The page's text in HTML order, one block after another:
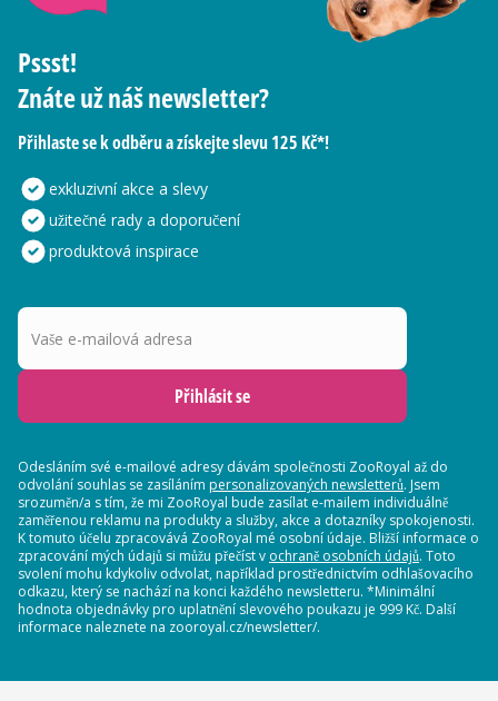
Pssst!
Znáte už náš newsletter?
Přihlaste se k odběru a získejte slevu 125 Kč*!
exkluzivní akce a slevy
užitečné rady a doporučení
produktová inspirace
Vaše e-mailová adresa
Přihlásit se
Odesláním své e-mailové adresy dávám společnosti ZooRoyal až do
odvolání souhlas se zasíláním personalizovaných newsletterů. Jsem
srozuměn/a s tím, že mi ZooRoyal bude zasílat e-mailem individuálně
zaměřenou reklamu na produkty a služby, akce a dotazníky spokojenosti.
K tomuto účelu zpracovává ZooRoyal mé osobní údaje. Bližší informace o
zpracování mých údajů si můžu přečíst v ochraně osobních údajů. Toto
svolení mohu kdykoliv odvolat, například prostřednictvím odhlašovacího
odkazu, který se nachází na konci každého newsletteru. *Minimální
hodnota objednávky pro uplatnění slevového poukazu je 999 Kč. Další
informace naleznete na zooroyal.cz/newsletter/.